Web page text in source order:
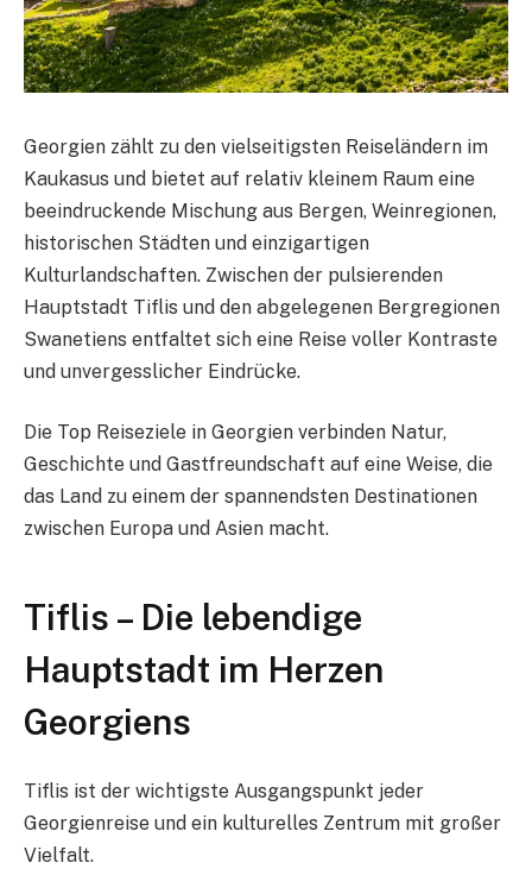
Georgien zählt zu den vielseitigsten Reiseländern im
Kaukasus und bietet auf relativ kleinem Raum eine
beeindruckende Mischung aus Bergen, Weinregionen,
historischen Städten und einzigartigen
Kulturlandschaften. Zwischen der pulsierenden
Hauptstadt Tiflis und den abgelegenen Bergregionen
Swanetiens entfaltet sich eine Reise voller Kontraste
und unvergesslicher Eindrücke.
Die Top Reiseziele in Georgien verbinden Natur,
Geschichte und Gastfreundschaft auf eine Weise, die
das Land zu einem der spannendsten Destinationen
zwischen Europa und Asien macht.
Tiflis – Die lebendige
Hauptstadt im Herzen
Georgiens
Tiflis ist der wichtigste Ausgangspunkt jeder
Georgienreise und ein kulturelles Zentrum mit großer
Vielfalt.